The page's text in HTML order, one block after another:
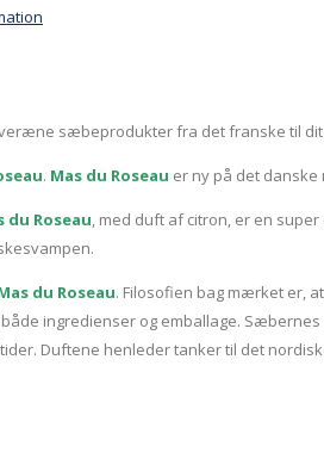
sæbeprodukter fra det franske til
. Mas du Roseau er ny på det
du Roseau, med duft af citron, er en
du Roseau. Filosofien bag mærket er,
ingredienser og emballage.
Duftene henleder tanker til det